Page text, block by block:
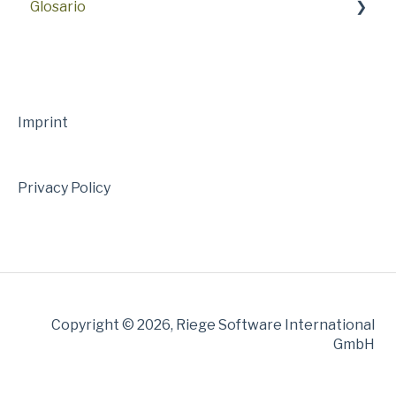
26.4
25.10
25.6
Glosario
Imprint
Privacy Policy
Copyright © 2026, Riege Software International
GmbH